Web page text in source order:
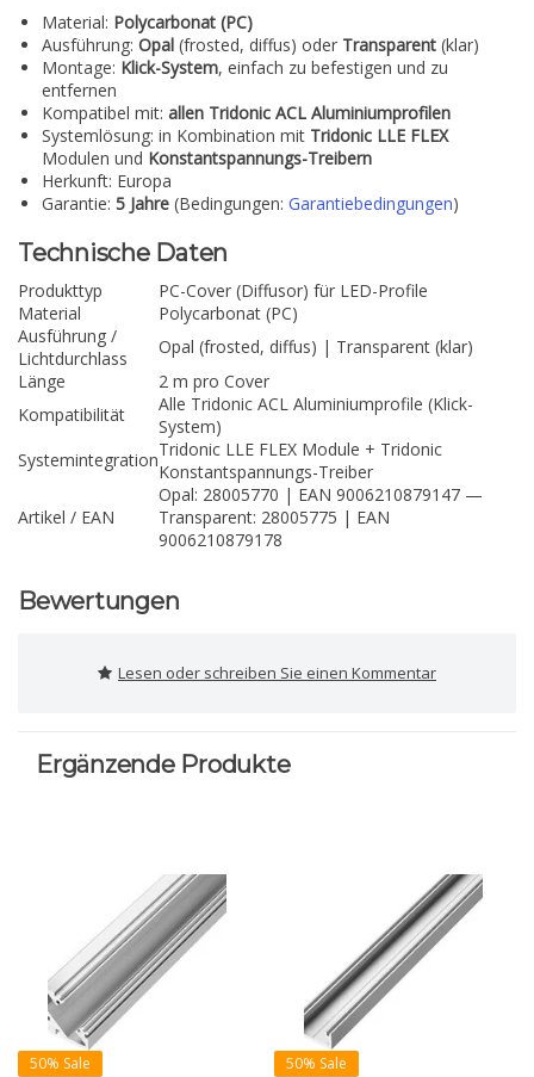
Material: Polycarbonat (PC)
Ausführung: Opal (frosted, diffus) oder Transparent (klar)
Montage: Klick-System, einfach zu befestigen und zu
entfernen
Kompatibel mit: allen Tridonic ACL Aluminiumprofilen
Systemlösung: in Kombination mit Tridonic LLE FLEX
Modulen und Konstantspannungs-Treibern
Herkunft: Europa
Garantie: 5 Jahre (Bedingungen: Garantiebedingungen)
Technische Daten
Produkttyp
PC-Cover (Diffusor) für LED-Profile
Material
Polycarbonat (PC)
Ausführung /
Lichtdurchlass
Opal (frosted, diffus) | Transparent (klar)
Länge
2 m pro Cover
Kompatibilität
Alle Tridonic ACL Aluminiumprofile (Klick-
System)
SystemintegrationTridonic LLE FLEX Module + Tridonic
Konstantspannungs-Treiber
Artikel / EAN
Opal: 28005770 | EAN 9006210879147 —
Transparent: 28005775 | EAN
9006210879178
Bewertungen
Lesen oder schreiben Sie einen Kommentar
Ergänzende Produkte
50% Sale 50% Sale